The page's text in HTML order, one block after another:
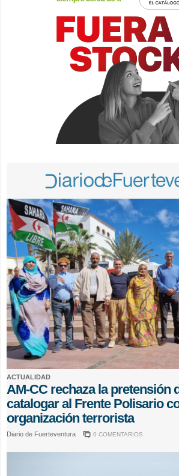
ACTUALIDAD
AM-CC rechaza la pretensión
catalogar al Frente Polisario
organización terrorista
Diario de Fuerteventura 0 COMENTARIOS